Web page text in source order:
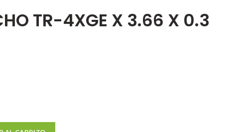
TR-4XGE X 3.66 X 0.3